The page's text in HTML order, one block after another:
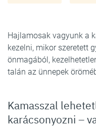
Hajlamosak vagyunk a
kezelni, mikor szeretett
önmagából,
talán az ünnepek
Kamasszal
karácsonyozni –